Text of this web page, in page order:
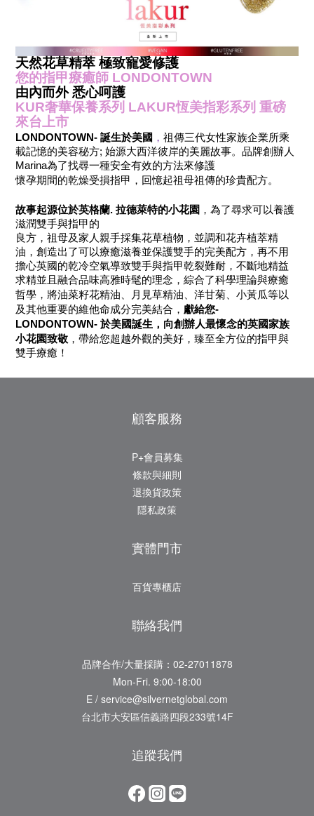
天然花草精萃 極致寵愛修護
您的指甲療癒師 LONDONTOWN
由內而外 悉心呵護
KUR奢華保養系列 LAKUR恆美指彩系列 重磅
來台上市
LONDONTOWN- 誕生於美國 ， 祖傳三代女性家族企業所乘
載記憶的美容秘方; 始源大西洋彼岸的美麗故事。品牌創辦人
Marina為了找尋一種安全有效的方法來修護
懷孕期間的乾燥受損指甲，回憶起祖母祖傳的珍貴配方。
故事起源位於英格蘭. 拉德萊特的小花園 ， 為了尋求可以養護
滋潤雙手與指甲的
良方 ，祖母及家人親手採集花草植物 ， 並調和花卉植萃精
油 ， 創造出了可以療癒滋養並保護雙手的完美配方 ， 再不用
擔心英國的乾冷空氣導致雙手與指甲乾裂難耐 ， 不斷地精益
求精並且融合品味高雅時髦的理念 ， 綜合了科學理論與療癒
哲學 ， 將油菜籽花精油、 月見草精油、 洋甘菊、
小黃瓜等以
及其他重要的維他命成分完美結合 ， 獻給您-
LONDONTOWN- 於美國誕生 ， 向創辦人最懷念的英國家族
小花園致敬 ， 帶給您超越外觀的美好 ， 臻至全方位的指甲與
雙手療癒 ！
顧客服務
P+會員募集
條款與細則
退換貨政策
隱私政策
實體門市
百貨專櫃店
聯絡我們
品牌合作/大量採購：02-27011878
Mon-Fri. 9:00-18:00
E / service@silvernetglobal.com
台北市大安區信義路四段233號14F
追蹤我們